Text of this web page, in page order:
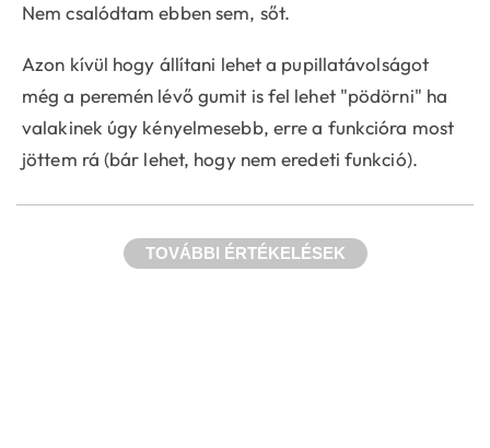
Nem csalódtam ebben sem, sőt.
Azon kívül hogy állítani lehet a pupillatávolságot
még a peremén lévő gumit is fel lehet "pödörni" ha
valakinek úgy kényelmesebb, erre a funkcióra most
jöttem rá (bár lehet, hogy nem eredeti funkció).
TOVÁBBI ÉRTÉKELÉSEK